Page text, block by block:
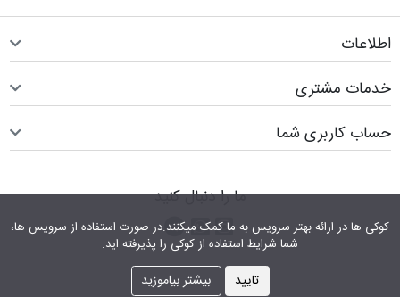
کوکی ها در ارائه بهتر سرویس‎ به ما کمک می‎کنند.در صورت استفاده از سرویس ها،
شما شرایط استفاده از کوکی را پذیرفته اید.
تایید بیشتر بیاموزید
اطلاعات
خدمات مشتری
حساب کاربری شما
ما را دنبال کنید
اینستاگرام
پیام رسان واتس اپ
کانال تلگرام